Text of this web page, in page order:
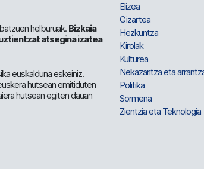
helburuak. Bizkaia
atsegina izatea
euskalduna eskeiniz.
hutsean emitiduten
hutsean egiten dauan
Elizea
Gizartea
Hezkuntza
Kirolak
Kulturea
Nekazaritza eta
Politika
Sormena
Zientzia eta Teknologia